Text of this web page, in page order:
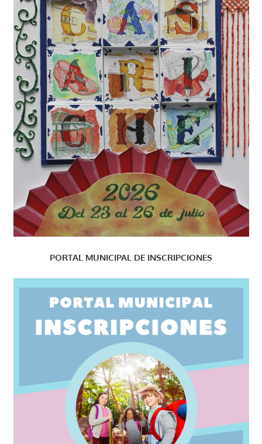
PORTAL MUNICIPAL DE INSCRIPCIONES